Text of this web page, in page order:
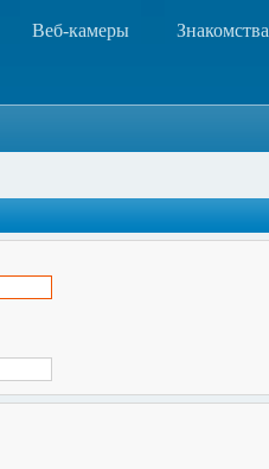
Веб-камеры Знакомства